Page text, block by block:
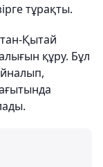
тұрақты.
Қытай
құру. Бұл